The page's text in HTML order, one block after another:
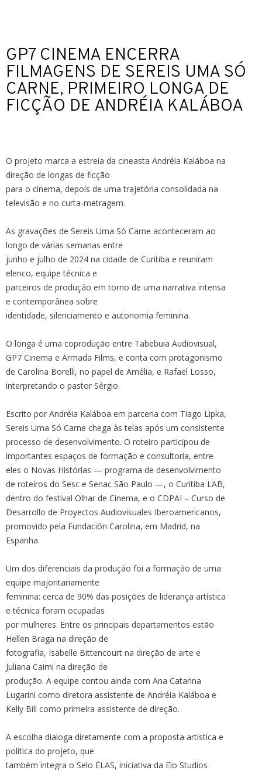
GP7 CINEMA ENCERRA
FILMAGENS DE SEREIS UMA SÓ
CARNE, PRIMEIRO LONGA DE
FICÇÃO DE ANDRÉIA KALÁBOA
O projeto marca a estreia da cineasta Andréia Kaláboa na
direção de longas de ficção
para o cinema, depois de uma trajetória consolidada na
televisão e no curta-metragem.
As gravações de Sereis Uma Só Carne aconteceram ao
longo de várias semanas entre
junho e julho de 2024 na cidade de Curitiba e reuniram
elenco, equipe técnica e
parceiros de produção em torno de uma narrativa intensa
e contemporânea sobre
identidade, silenciamento e autonomia feminina.
O longa é uma coprodução entre Tabebuia Audiovisual,
GP7 Cinema e Armada Films, e conta com protagonismo
de Carolina Borelli, no papel de Amélia, e Rafael Losso,
interpretando o pastor Sérgio.
Escrito por Andréia Kaláboa em parceria com Tiago Lipka,
Sereis Uma Só Carne chega às telas após um consistente
processo de desenvolvimento. O roteiro participou de
importantes espaços de formação e consultoria, entre
eles o Novas Histórias — programa de desenvolvimento
de roteiros do Sesc e Senac São Paulo —, o Curitiba LAB,
dentro do festival Olhar de Cinema, e o CDPAI – Curso de
Desarrollo de Proyectos Audiovisuales Iberoamericanos,
promovido pela Fundación Carolina, em Madrid, na
Espanha.
Um dos diferenciais da produção foi a formação de uma
equipe majoritariamente
feminina: cerca de 90% das posições de liderança artística
e técnica foram ocupadas
por mulheres. Entre os principais departamentos estão
Hellen Braga na direção de
fotografia, Isabelle Bittencourt na direção de arte e
Juliana Caimi na direção de
produção. A equipe contou ainda com Ana Catarina
Lugarini como diretora assistente de Andréia Kaláboa e
Kelly Bill como primeira assistente de direção.
A escolha dialoga diretamente com a proposta artística e
política do projeto, que
também integra o Selo ELAS, iniciativa da Elo Studios